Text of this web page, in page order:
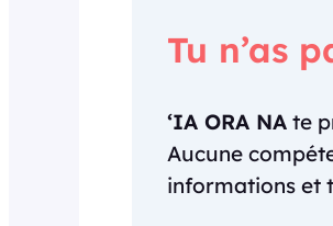
Tu n’as
‘IA ORA NA te
Aucune
informations et